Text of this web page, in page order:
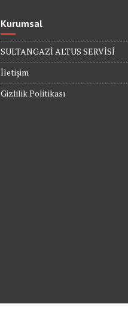
Kurumsal
SULTANGAZİ ALTUS SERVİSİ
İletişim
Gizlilik Politikası